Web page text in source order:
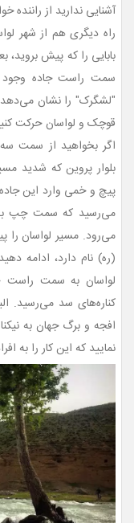
آشنایی ندارید از راننده
راه دیگری هم از شهر
بابایی را که پیش بروید،
سمت راست جاده وجود
"لشگرک" را نشان
قوچک و لواسان حرکت
اگر بخواهید از سمت سه
بلوار پروین که شدید
پیچ و خمی وارد این
می‌رسید که سمت چپ
می‌رود. مسیر لواسان را
(ره) نام دارد، ادامه
کناره‌های سد می‌رسید.
افجه و برگ جهان به
نمایید که این کار را به